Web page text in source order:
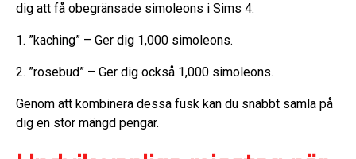
dig att få obegränsade simoleons i Sims 4:
1. ”kaching” – Ger dig 1,000 simoleons.
2. ”rosebud” – Ger dig också 1,000 simoleons.
Genom att kombinera dessa fusk kan du snabbt samla på
dig en stor mängd pengar.